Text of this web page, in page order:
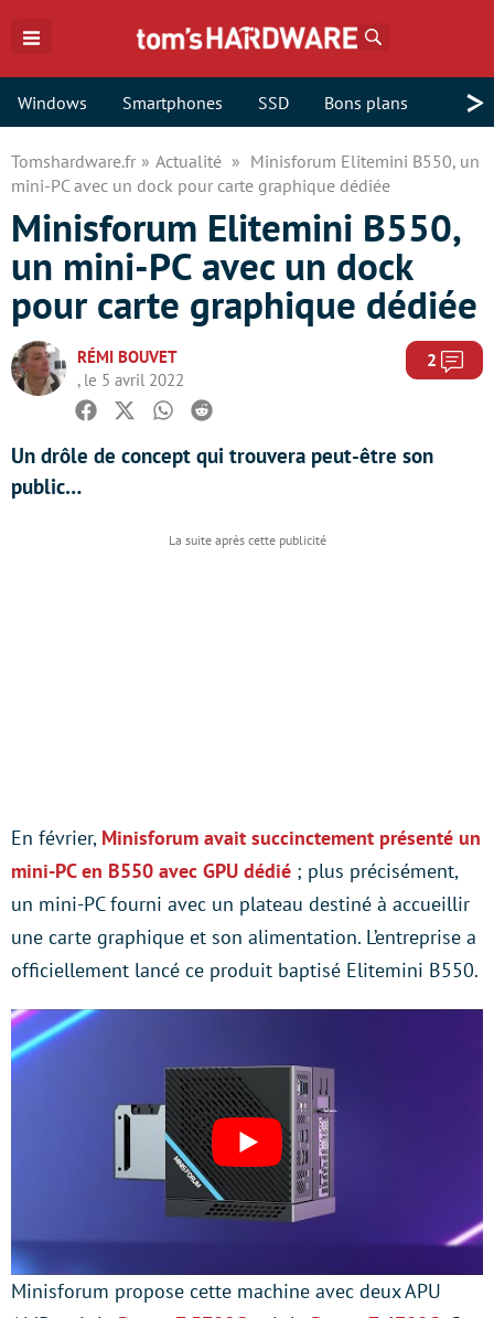
Windows Smartphones SSD Bons plans >
Tomshardware.fr Actualité
Minisforum Elitemini B550, un
mini-PC avec un dock pour carte graphique dédiée
Minisforum Elitemini B550,
un mini-PC avec un dock
pour carte graphique dédiée
RÉMI BOUVET
, le 5 avril 2022
2
Facebook
TwitterWhatsapp
Reddit
Un drôle de concept qui trouvera peut-être son
public…
En février, Minisforum avait succinctement présenté un
mini-PC en B550 avec GPU dédié ; plus précisément,
un mini-PC fourni avec un plateau destiné à accueillir
une carte graphique et son alimentation. L’entreprise a
officiellement lancé ce produit baptisé Elitemini B550.
Minisforum propose cette machine avec deux APU